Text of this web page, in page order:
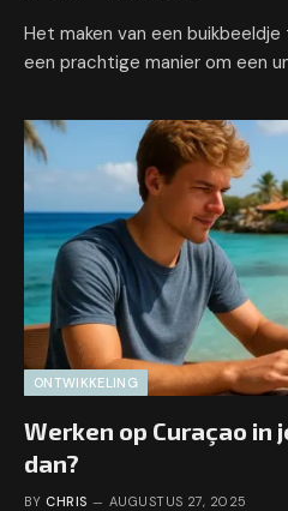
Het maken van een
een prachtige manier om een
ONTWIKKELING
Werken op Curaçao in
dan?
BY CHRIS AUGUSTUS 27, 2025